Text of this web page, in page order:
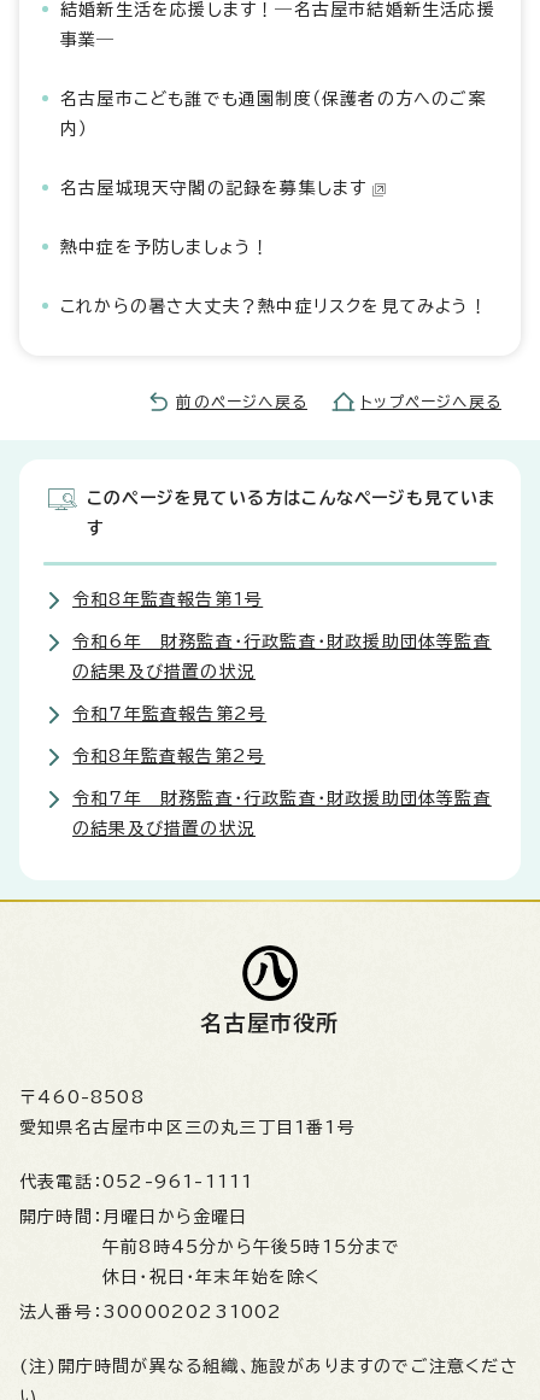
結婚新生活を応援します！―名古屋市結婚新生活応援
事業―
名古屋市こども誰でも通園制度（保護者の方へのご案
内）
名古屋城現天守閣の記録を募集します
熱中症を予防しましょう！
これからの暑さ大丈夫？熱中症リスクを見てみよう！
前のページへ戻る トップページへ戻る
このページを見ている方はこんなページも見ていま
す
令和8年監査報告第1号
令和6年 財務監査・行政監査・財政援助団体等監査
の結果及び措置の状況
令和7年監査報告第2号
令和8年監査報告第2号
令和7年 財務監査・行政監査・財政援助団体等監査
の結果及び措置の状況
名古屋市役所
〒460-8508
愛知県名古屋市中区三の丸三丁目1番1号
代表電話： 052-961-1111
開庁時間： 月曜日から金曜日
午前8時45分から午後5時15分まで
休日・祝日・年末年始を除く
法人番号： 3000020231002
(注)開庁時間が異なる組織、施設がありますのでご注意くださ
い